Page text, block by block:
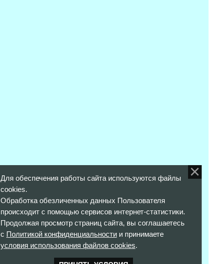
Для обеспечения работы сайта используются файлы
cookies.
Обработка обезличенных данных Пользователя
происходит с помощью сервисов интернет-статистики.
Продолжая просмотр страниц сайта, вы соглашаетесь
с Политикой конфиденциальностии принимаете
условия использования файлов cookies.